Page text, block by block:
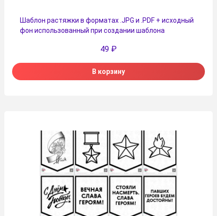
Шаблон растяжки в форматах .JPG и .PDF + исходный
фон использованный при создании шаблона
49 ₽
В корзину